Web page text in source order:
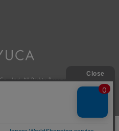
Ltd. All Rights Reserved.